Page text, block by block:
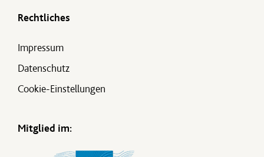
Rechtliches
Impressum
Datenschutz
Cookie-Einstellungen
Mitglied im: